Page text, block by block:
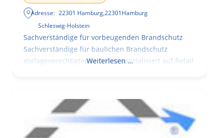
Adresse: 22301 Hamburg,22301Hamburg
Schleswig-Holstein
Sachverständige für vorbeugenden Brandschutz
Sachverständige für baulichen Brandschutz
Vorlageverechtigter Architekt spezialisiert auf Retail
Weiterlesen …